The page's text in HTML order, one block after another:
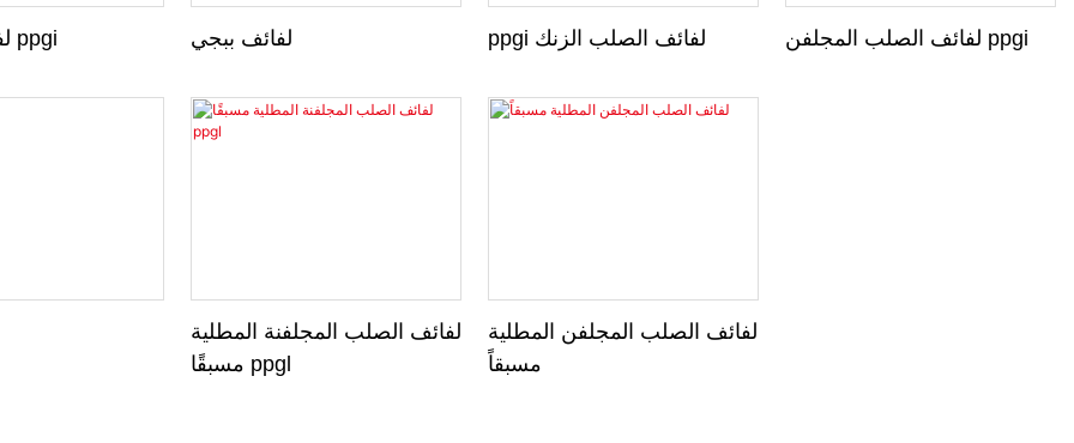
لفائف الصلب ppgi لفائف ببجي ppgi لفائف الصلب الزنك لفائف الصلب المجلفن ppgi
لفائف الصلب المجلفنة المطلية
مسبقًا ppgl
لفائف الصلب المجلفن المطلية
مسبقاً